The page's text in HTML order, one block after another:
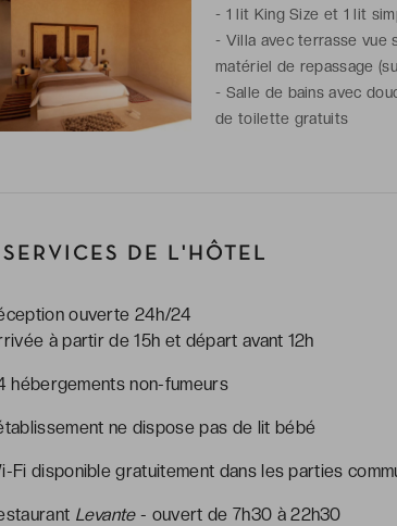
- 1 lit King Size et 1 lit
- Villa avec terrasse vue
matériel de repassage
- Salle de bains avec
de toilette gratuits
SERVICES DE L'HÔTEL
ouverte 24h/24
à partir de 15h et départ avant 12h
hébergements non-fumeurs
ne dispose pas de lit bébé
Fi disponible gratuitement dans les parties
Levante- ouvert de 7h30 à 22h30